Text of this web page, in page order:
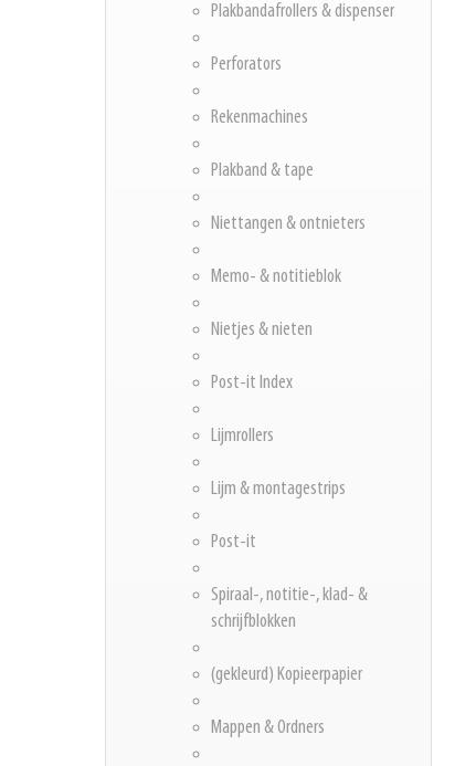
Plakbandafrollers & dispenser
Perforators
Rekenmachines
Plakband & tape
Niettangen & ontnieters
Memo- & notitieblok
Nietjes & nieten
Post-it Index
Lijmrollers
Lijm & montagestrips
Post-it
Spiraal-, notitie-, klad- &
schrijfblokken
(gekleurd) Kopieerpapier
Mappen & Ordners